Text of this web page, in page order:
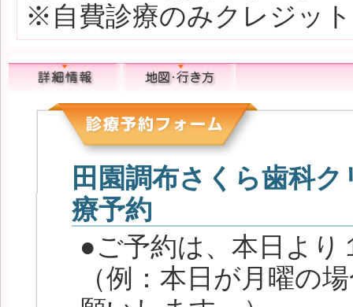
※自費診療のみクレジッ
田園調布さくら歯科
療予約
●ご予約は、本日よ
（例：本日が月曜の